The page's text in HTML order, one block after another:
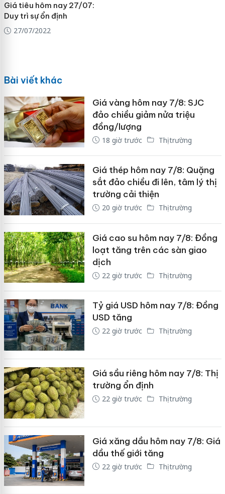
Giá tiêu hôm nay 27/07:
Duy trì sự ổn định
27/07/2022
Bài viết khác
Giá vàng hôm nay 7/8: SJC
đảo chiều giảm nửa triệu
đồng/lượng
18 giờ trước Thị trường
Giá thép hôm nay 7/8: Quặng
sắt đảo chiều đi lên, tâm lý thị
trường cải thiện
20 giờ trước Thị trường
Giá cao su hôm nay 7/8: Đồng
loạt tăng trên các sàn giao
dịch
22 giờ trước Thị trường
Tỷ giá USD hôm nay 7/8: Đồng
USD tăng
22 giờ trước Thị trường
Giá sầu riêng hôm nay 7/8: Thị
trường ổn định
22 giờ trước Thị trường
Giá xăng dầu hôm nay 7/8: Giá
dầu thế giới tăng
22 giờ trước Thị trường